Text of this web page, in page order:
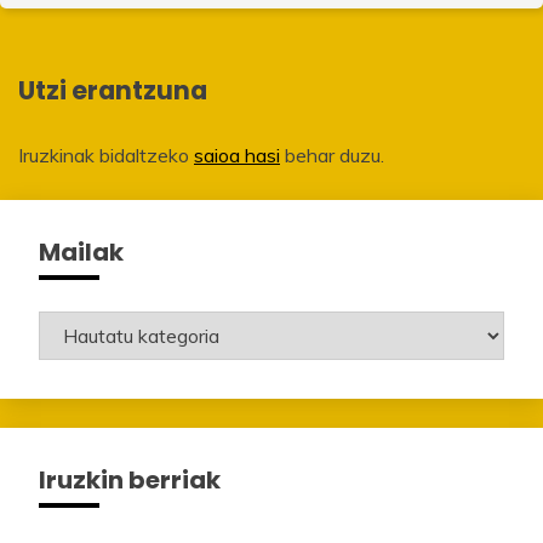
Utzi erantzuna
Iruzkinak bidaltzeko saioa hasi behar duzu.
Mailak
Mailak
Iruzkin berriak